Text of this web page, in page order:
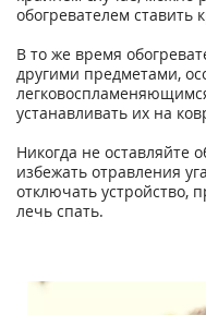
обогревателем ставить
В то же время
другими предметами,
устанавливать их на
Никогда не оставляйте
избежать отравления
отключать устройство,
лечь спать.